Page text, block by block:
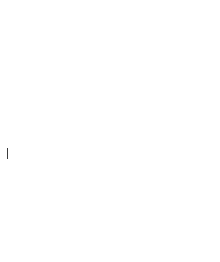
|